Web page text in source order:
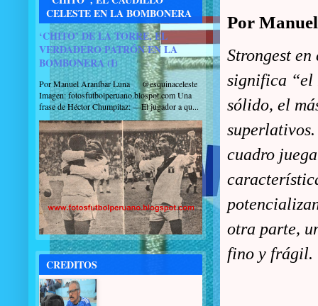
Por
Strongest
significa “el
sólido, el
cuadro
otra parte,
fino y frágil.
CELESTE EN LA BOMBONERA
‘CHITO’ DE LA TORRE, EL
VERDADERO PATRÓN EN LA
BOMBONERA (I)
Por Manuel Araníbar Luna @esquinaceleste
Imagen: fotosfutbolperuano.blospot.com Una
frase de Héctor Chumpitaz: —El jugador a qu...
CREDITOS